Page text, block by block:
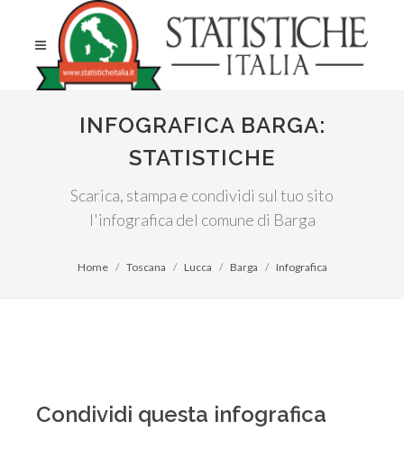
INFOGRAFICA BARGA:
STATISTICHE
Scarica, stampa e condividi sul tuo sito
l'infografica del comune di Barga
Home Toscana Lucca Barga Infografica
Condividi questa infografica